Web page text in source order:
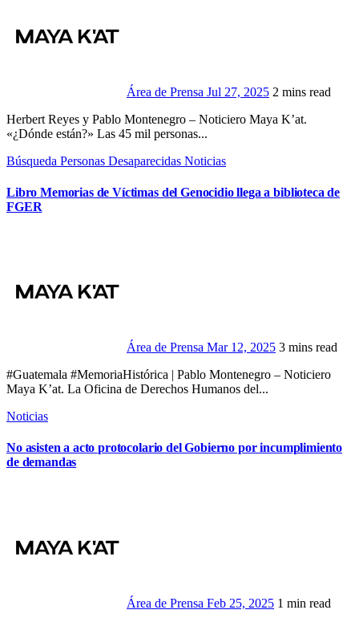
Área de Prensa Jul 27, 2025 2 mins read
Herbert Reyes y Pablo Montenegro – Noticiero Maya K’at.
«¿Dónde están?» Las 45 mil personas...
Búsqueda Personas Desaparecidas Noticias
Libro Memorias de Víctimas del Genocidio llega a biblioteca de
FGER
Área de Prensa Mar 12, 2025 3 mins read
#Guatemala #MemoriaHistórica | Pablo Montenegro – Noticiero
Maya K’at. La Oficina de Derechos Humanos del...
Noticias
No asisten a acto protocolario del Gobierno por incumplimiento
de demandas
Área de Prensa Feb 25, 2025 1 min read